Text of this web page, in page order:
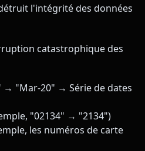
l'intégrité des données
catastrophique des
→ "Mar-20" → Série de dates
"02134" → "2134")
les numéros de carte